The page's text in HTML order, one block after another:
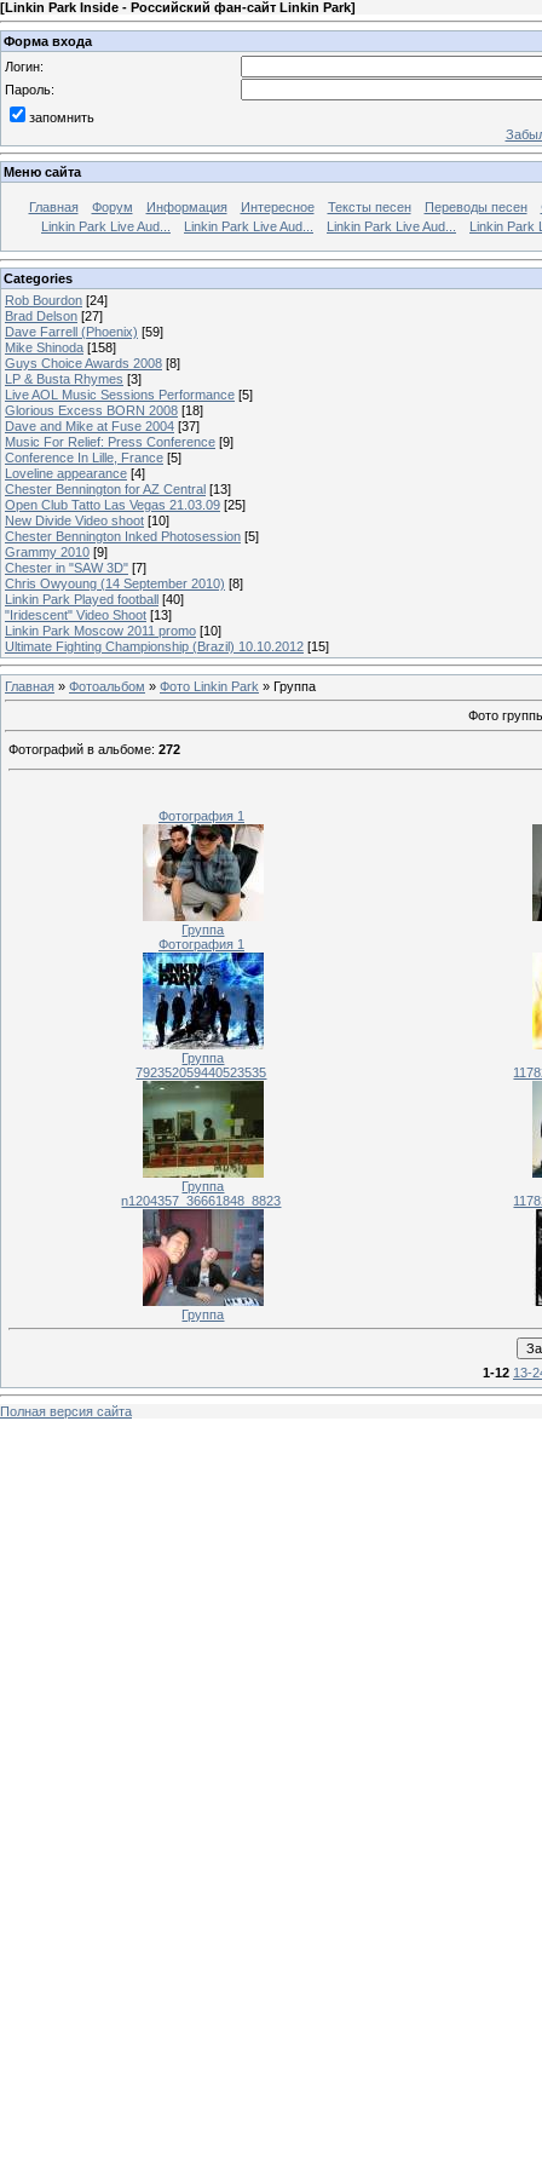
[Linkin Park Inside - Российский фан-сайт Linkin Park]
Форма входа
Логин:
Пароль:
запомнить
Меню сайта
Главная Форум Информация Интересное Тексты песен Переводы песен
Linkin Park Live Aud...
Linkin Park Live Aud... Linkin Park Live Aud... Linkin Park
Categories
Rob Bourdon [24]
Brad Delson [27]
Dave Farrell (Phoenix) [59]
Mike Shinoda [158]
Guys Choice Awards 2008 [8]
LP & Busta Rhymes [3]
Live AOL Music Sessions Performance [5]
Glorious Excess BORN 2008 [18]
Dave and Mike at Fuse 2004 [37]
Music For Relief: Press Conference [9]
Conference In Lille, France [5]
Loveline appearance [4]
Chester Bennington for AZ Central [13]
Open Club Tatto Las Vegas 21.03.09 [25]
New Divide Video shoot [10]
Chester Bennington Inked Photosession [5]
Grammy 2010 [9]
Chester in "SAW 3D" [7]
Chris Owyoung (14 September 2010) [8]
Linkin Park Played football [40]
"Iridescent" Video Shoot [13]
Linkin Park Moscow 2011 promo [10]
Ultimate Fighting Championship (Brazil) 10.10.2012 [15]
Главная » Фотоальбом » Фото Linkin Park » Группа
Фото
Фотографий в альбоме: 272
Фотография 1
Группа
Фотография 1
Группа
792352059440523535
Группа
n1204357_36661848_8823
Группа
1-12 13-
Полная версия сайта